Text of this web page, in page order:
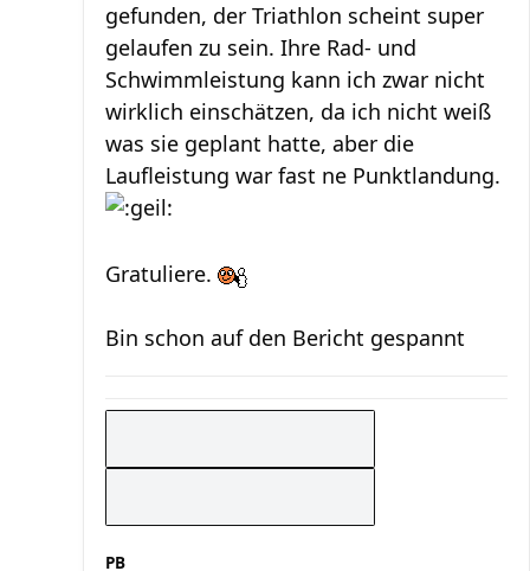
gefunden, der Triathlon scheint super
gelaufen zu sein. Ihre Rad- und
Schwimmleistung kann ich zwar nicht
wirklich einschätzen, da ich nicht weiß
was sie geplant hatte, aber die
Laufleistung war fast ne Punktlandung.
Gratuliere.
Bin schon auf den Bericht gespannt
PB